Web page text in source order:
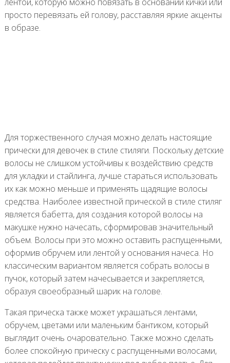
просто перевязать ей голову, расставляя яркие акценты
в образе.
Для торжественного случая можно делать настоящие
прически для девочек в стиле стиляги. Поскольку детские
волосы не слишком устойчивы к воздействию средств
для укладки и стайлинга, лучше стараться использовать
их как можно меньше и применять щадящие волосы
средства. Наиболее известной прической в стиле стиляг
является бабетта, для создания которой волосы на
макушке нужно начесать, сформировав значительный
объем. Волосы при это можно оставить распущенными,
оформив обручем или лентой у основания начеса. Но
классическим вариантом является собрать волосы в
пучок, который затем начесывается и закрепляется,
образуя своеобразный шарик на голове.
Такая прическа также может украшаться лентами,
обручем, цветами или маленьким бантиком, который
выглядит очень очаровательно. Также можно сделать
более спокойную прическу с распущенными волосами,